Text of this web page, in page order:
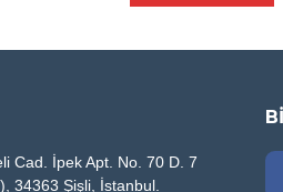
Cad. İpek Apt. No. 70 D. 7
34363 Şişli, İstanbul.